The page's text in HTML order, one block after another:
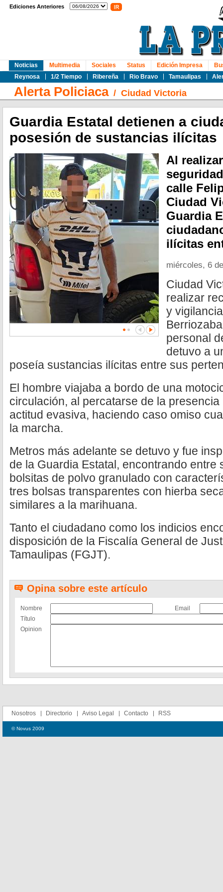
Ediciones Anteriores
Noticias
Reynosa
1/2 Tiempo Ribereña Rio Bravo Tamaulipas
Multimedia Sociales Status Edición Impresa
Alerta Policiaca/ Ciudad Victoria
Guardia Estatal detienen a
posesión de sustancias ilícitas
Al
calle
Ciudad
Guardia
ilícitas
miércoles, 6
Ciudad
realizar
y
personal
detuvo a
poseía sustancias ilícitas entre sus
El hombre viajaba a bordo de una
circulación, al percatarse de la
actitud evasiva, haciendo caso omiso
la marcha.
Metros más adelante se detuvo y fue
de la Guardia Estatal, encontrando entre
bolsitas de polvo granulado con
tres bolsas transparentes con hierba
similares a la marihuana.
Tanto el ciudadano como los indicios
disposición de la Fiscalía General de
Tamaulipas (FGJT).
Opina sobre este artículo
Nombre
Email
Título
Opinion
Nosotros Directorio Aviso Legal Contacto RSS
© Novus 2009